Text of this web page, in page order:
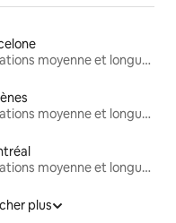
Locations moyenne et longue durée
Locations moyenne et longue durée
Locations moyenne et longue durée
plus